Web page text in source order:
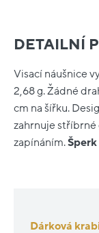
DETAILNÍ
Visací náušnice
2,68 g. Žádné
cm na šířku.
zahrnuje stříbrné
zapínáním.
Dárková